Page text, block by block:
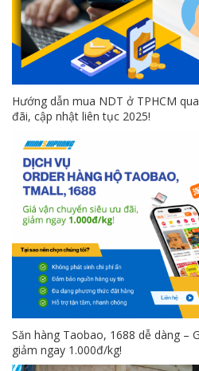
Hướng dẫn mua NDT ở TPHCM
đãi, cập nhật liên tục 2025!
Săn hàng Taobao, 1688 dễ dàng –
giảm ngay 1.000đ/kg!